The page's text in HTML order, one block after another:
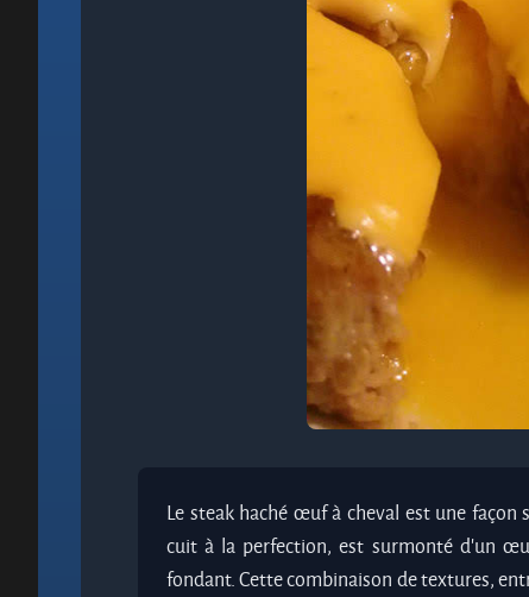
Le steak haché œuf à cheval est une façon
cuit à la perfection, est surmonté d'un
fondant. Cette combinaison de textures,